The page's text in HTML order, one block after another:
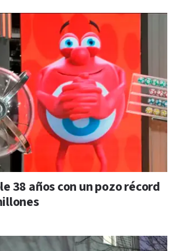
38 años con un pozo récord